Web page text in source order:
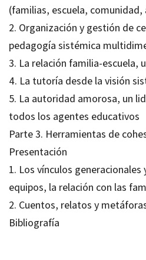
(familias, escuela,
2. Organización y gestión de
pedagogía sistémica
3. La relación familia-escuela,
4. La tutoría desde la visión
5. La autoridad amorosa, un
todos los agentes educativos
Parte 3. Herramientas de
Presentación
1. Los vínculos
equipos, la relación con las
2. Cuentos, relatos y
Bibliografía